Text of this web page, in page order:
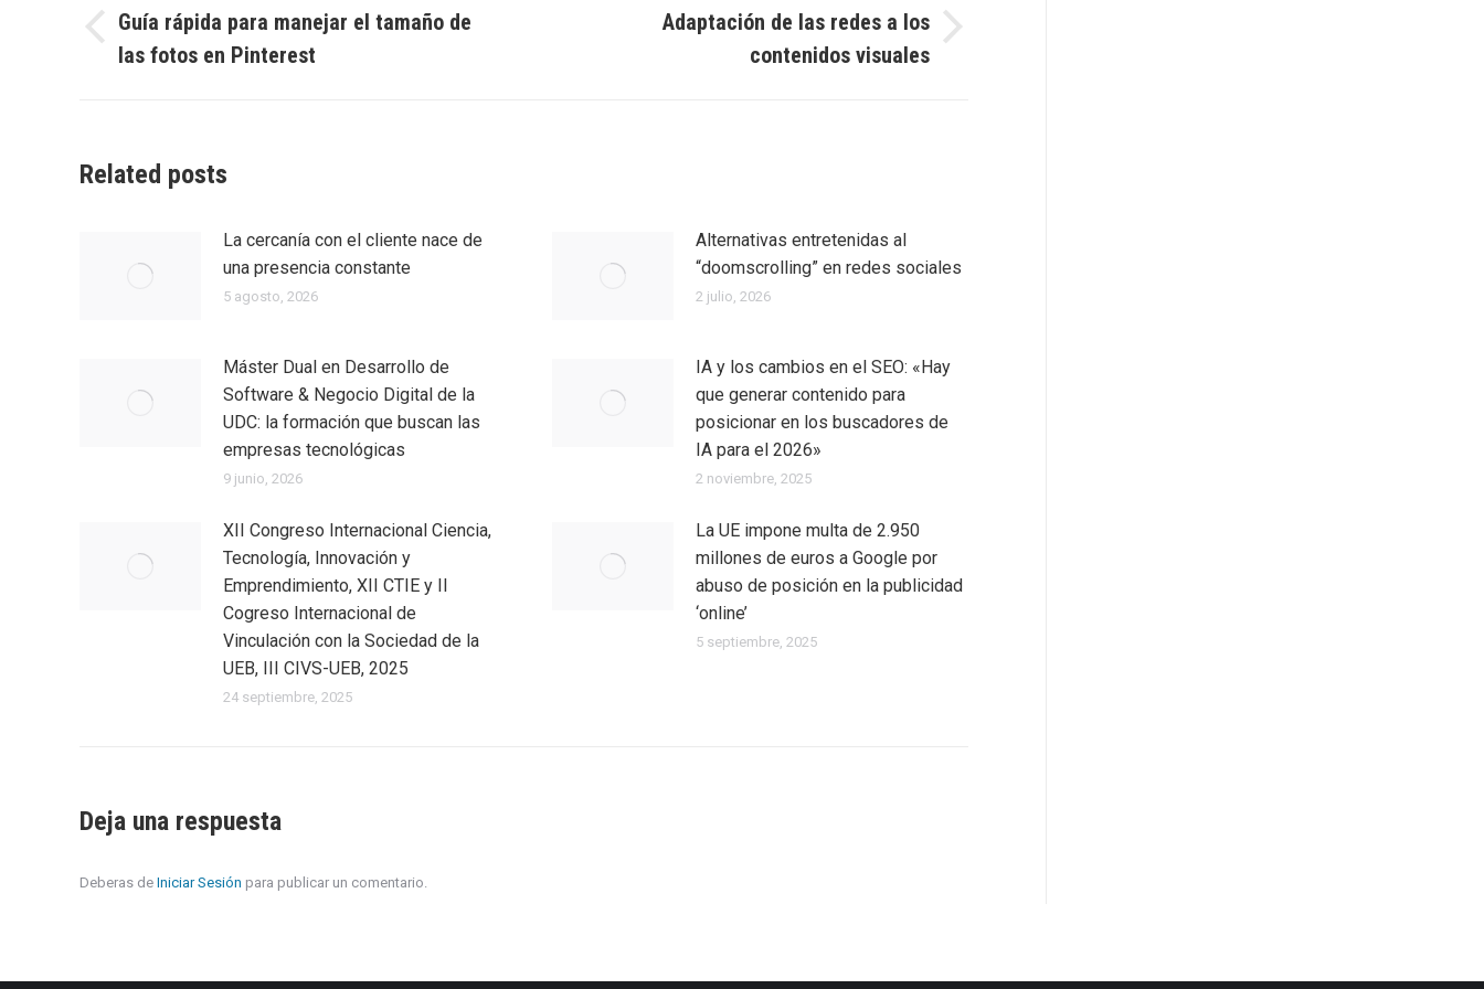
entre
entradas
anterior:
Guía rápida para manejar el tamaño de
las fotos en Pinterest
Adaptación de las redes a los
contenidos visuales
Related posts
La cercanía con el cliente nace de
una presencia constante
5 agosto, 2026
Alternativas entretenidas al
“doomscrolling” en redes sociales
2 julio, 2026
Máster Dual en Desarrollo de
Software & Negocio Digital de la
UDC: la formación que buscan las
empresas tecnológicas
9 junio, 2026
IA y los cambios en el SEO: «Hay
que generar contenido para
posicionar en los buscadores de
IA para el 2026»
2 noviembre, 2025
XII Congreso Internacional Ciencia,
Tecnología, Innovación y
Emprendimiento, XII CTIE y II
Cogreso Internacional de
Vinculación con la Sociedad de la
UEB, III CIVS-UEB, 2025
24 septiembre, 2025
La UE impone multa de 2.950
millones de euros a Google por
abuso de posición en la publicidad
‘online’
5 septiembre, 2025
Deja una respuesta
Deberas de Iniciar Sesión para publicar un comentario.